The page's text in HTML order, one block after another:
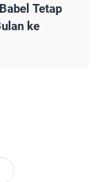
Tetap
ke